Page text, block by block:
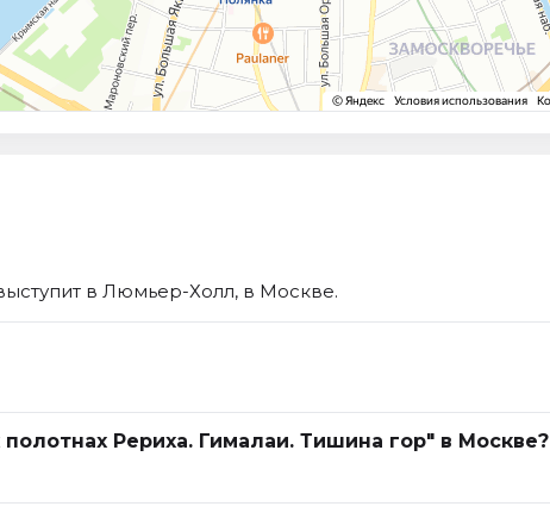
в Люмьер-Холл, в Москве.
Рериха. Гималаи. Тишина гор" в Москве?